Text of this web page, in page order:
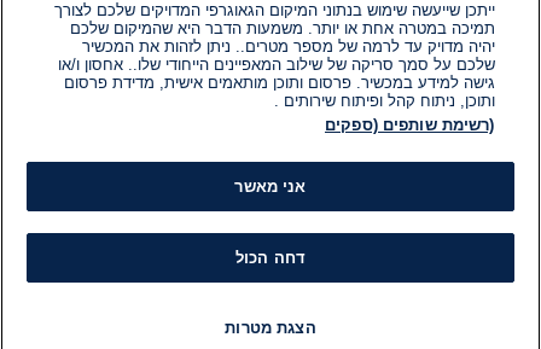
ייתכן שייעשה שימוש בנתוני המיקום הגאוגרפי המדויקים שלכם לצורך
תמיכה במטרה אחת או יותר. משמעות הדבר היא שהמיקום שלכם
יהיה מדויק עד לרמה של מספר מטרים.. ניתן לזהות את המכשיר
שלכם על סמך סריקה של שילוב המאפיינים הייחודי שלו.. אחסון ו/או
גישה למידע במכשיר. פרסום ותוכן מותאמים אישית, מדידת פרסום
ותוכן, ניתוח קהל ופיתוח שירותים .
(רשימת שותפים (ספקים
אני מאשר
דחה הכול
הצגת מטרות